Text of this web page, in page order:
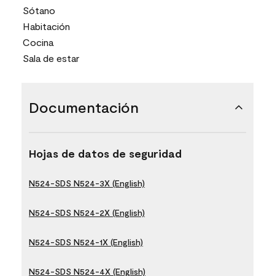
Sótano
Habitación
Cocina
Sala de estar
Documentación
Hojas de datos de seguridad
N524-SDS N524-3X (English)
N524-SDS N524-2X (English)
N524-SDS N524-1X (English)
N524-SDS N524-4X (English)